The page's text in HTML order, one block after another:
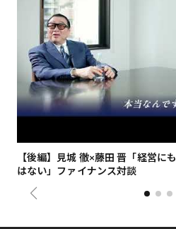
【後編】見城 徹×藤田 晋「経営に
はない」ファイナンス対談